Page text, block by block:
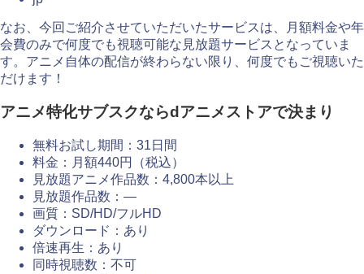
なお、今回ご紹介させていただいたサービスは、月額料金や年
会費のみで何度でも視聴可能な見放題サービスとなっていま
す。アニメ自体の配信が終わらない限り、何度でもご視聴いた
だけます！
アニメ特化サブスクならdアニメストアで決まり
無料お試し期間：31日間
料金：月額440円（税込）
見放題アニメ作品数：4,800本以上
見放題作品数：—
画質：SD/HD/フルHD
ダウンロード：あり
倍速再生：あり
同時視聴数：不可